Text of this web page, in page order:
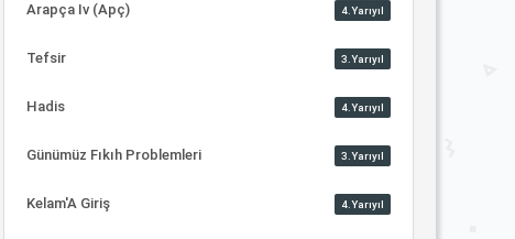
Arapça Iv (Apç) 4.Yarıyıl
Tefsir 3.Yarıyıl
Hadis 4.Yarıyıl
Günümüz Fıkıh Problemleri 3.Yarıyıl
Kelam'A Giriş 4.Yarıyıl